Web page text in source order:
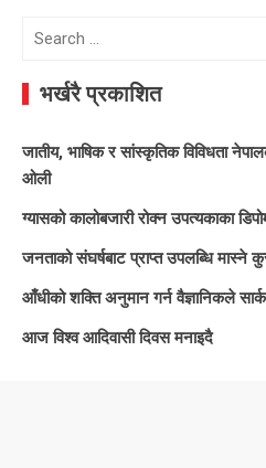
Search
भर्खरै प्रकाशित
जातीय, भाषिक र सांस्कृतिक विविधता
ओली
ग्यासको कालोबजारी रोक्न उपत्यकाका
जनताको संघर्षबाट प्राप्त उपलब्धि मास्ने
आँधीको शक्ति अनुमान गर्न वैज्ञानिकले
आज विश्व आदिवासी दिवस मनाइदै